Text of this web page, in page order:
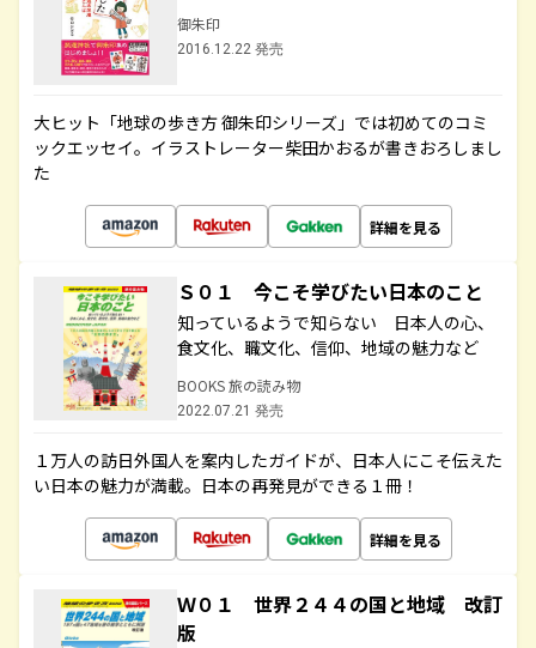
御朱印
2016.12.22 発売
大ヒット「地球の歩き方 御朱印シリーズ」では初めてのコミ
ックエッセイ。イラストレーター柴田かおるが書きおろしまし
た
詳細を見る
Ｓ０１ 今こそ学びたい日本のこと
知っているようで知らない 日本人の心、
食文化、職文化、信仰、地域の魅力など
BOOKS 旅の読み物
2022.07.21 発売
１万人の訪日外国人を案内したガイドが、日本人にこそ伝えた
い日本の魅力が満載。日本の再発見ができる１冊！
詳細を見る
Ｗ０１ 世界２４４の国と地域 改訂
版